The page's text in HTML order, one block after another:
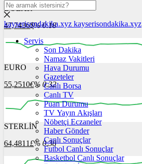
DOLAR
47,7436$% 0.18
12:00 13:00 14:00
EURO
55,2510€% 0.32
12:00 13:00 14:00
STERLİN
64,4811£% 0.38
kayserisondakika.xyz kayserisondakika.xyz
Servis
Son Dakika
Namaz Vakitleri
Hava Durumu
Gazeteler
Canlı Borsa
Canlı TV
Puan Durumu
TV Yayın Akışları
Nöbetçi Eczaneler
Haber Gönder
Canlı Sonuçlar
Futbol Canlı Sonuçlar
Basketbol Canlı Sonuçlar